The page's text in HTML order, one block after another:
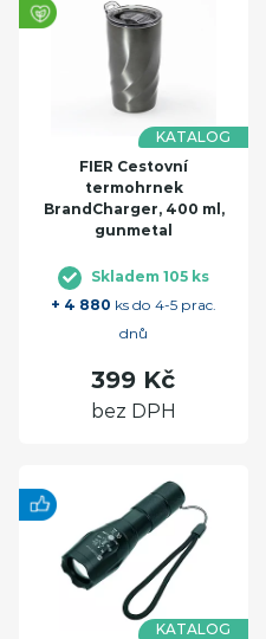
KATALOG
FIER Cestovní
termohrnek
BrandCharger, 400 ml,
gunmetal
Skladem 105 ks
+ 4 880 ks do 4-5 prac.
dnů
399 Kč
bez DPH
KATALOG